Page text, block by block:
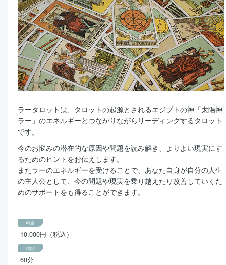
ラータロットは、タロットの起源とされるエジプトの神「太陽神
ラー」のエネルギーとつながりながらリーディングするタロット
です。
今のお悩みの潜在的な原因や問題を読み解き、よりよい現実にす
るためのヒントをお伝えします。
またラーのエネルギーを受けることで、あなた自身が自分の人生
の主人公として、今の問題や現実を乗り越えたり改善していくた
めのサポートをも得ることができます。
料金
10,000円（税込）
時間
60分